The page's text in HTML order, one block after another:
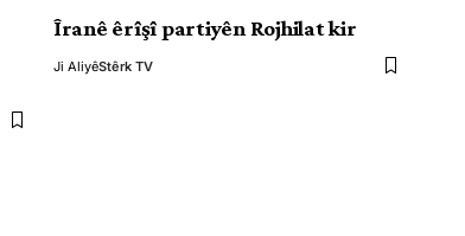
Îranê êrîşî partiyên Rojhilat kir
Ji AliyêStêrk TV